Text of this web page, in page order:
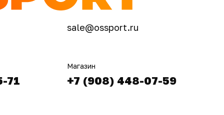
+7 (908) 448-07-59
Магазин
71
sale@ossport.ru